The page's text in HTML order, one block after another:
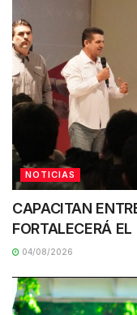
NOTICIAS
CAPACITAN
FORTALECERÁ
04/08/2026